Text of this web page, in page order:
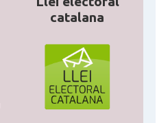
catalana